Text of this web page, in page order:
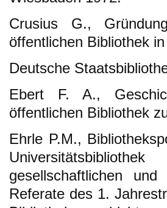
Crusius G.,
öffentlichen Bibliothek
Deutsche
Ebert F. A.,
öffentlichen Bibliothek
Ehrle P.M.,
gesellschaftlichen
Referate des 1.